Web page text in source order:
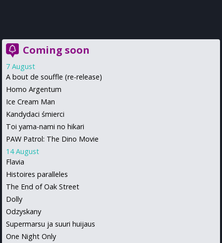
Coming soon
7 August
A bout de souffle (re-release)
Homo Argentum
Ice Cream Man
Kandydaci śmierci
Toi yama-nami no hikari
PAW Patrol: The Dino Movie
14 August
Flavia
Histoires paralleles
The End of Oak Street
Dolly
Odzyskany
Supermarsu ja suuri huijaus
One Night Only